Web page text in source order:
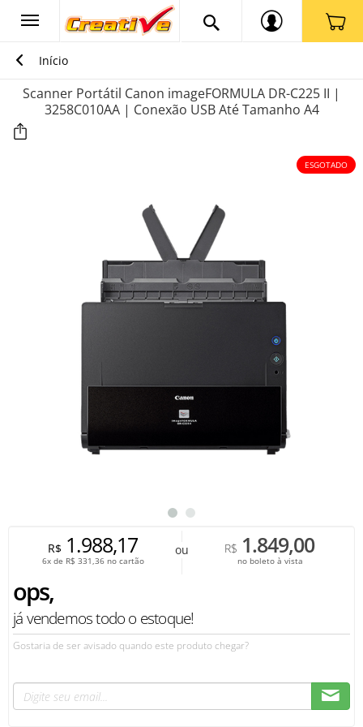
Início
Scanner Portátil Canon imageFORMULA DR-C225 II |
3258C010AA | Conexão USB Até Tamanho A4
ESGOTADO
R$1.988,17
6x de R$ 331,36 no cartão
ou R$1.849,00
no boleto à vista
ops,
já vendemos todo o estoque!
Gostaria de ser avisado quando este produto chegar?